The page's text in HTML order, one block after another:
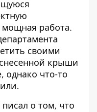
работа.
своими
крыши
однако что-то
о том, что